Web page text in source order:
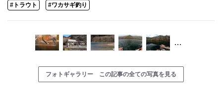
#トラウト #ワカサギ釣り
…
フォトギャラリー この記事の全ての写真を見る